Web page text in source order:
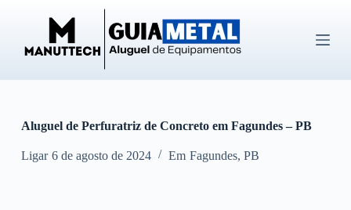
Aluguel de Perfuratriz de Concreto em Fagundes – PB
Ligar 6 de agosto de 2024 Em Fagundes, PB